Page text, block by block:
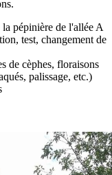
pépinière de l'allée A
test, changement de
de cèphes, floraisons
palissage, etc.)